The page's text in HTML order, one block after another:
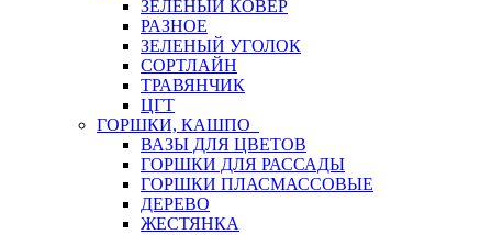
ЗЕЛЕНЫЙ КОВЕР
РАЗНОЕ
ЗЕЛЕНЫЙ УГОЛОК
СОРТЛАЙН
ТРАВЯНЧИК
ЦГТ
ГОРШКИ, КАШПО
ВАЗЫ ДЛЯ ЦВЕТОВ
ГОРШКИ ДЛЯ РАССАДЫ
ГОРШКИ ПЛАСМАССОВЫЕ
ДЕРЕВО
ЖЕСТЯНКА